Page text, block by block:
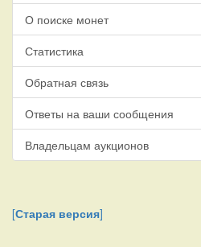
О поиске монет
Статистика
Обратная связь
Ответы на ваши сообщения
Владельцам аукционов
[Старая версия]